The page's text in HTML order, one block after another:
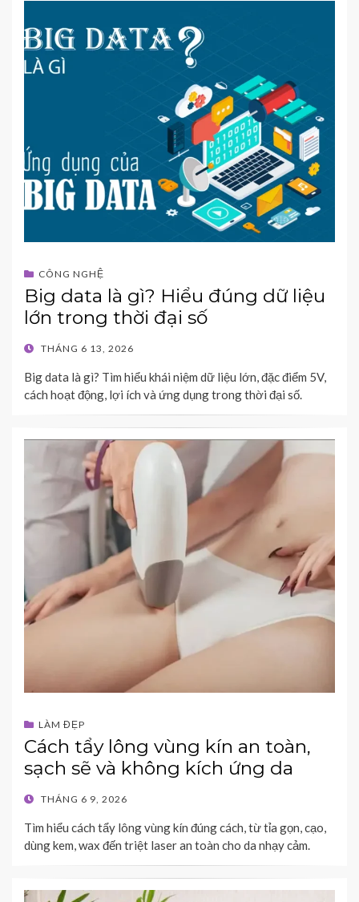
CÔNG NGHỆ
Big data là gì? Hiểu đúng dữ liệu
lớn trong thời đại số
POSTED
THÁNG 6 13, 2026
Big data là gì? Tìm hiểu khái niệm dữ liệu lớn, đặc điểm 5V,
cách hoạt động, lợi ích và ứng dụng trong thời đại số.
LÀM ĐẸP
Cách tẩy lông vùng kín an toàn,
sạch sẽ và không kích ứng da
POSTED
THÁNG 6 9, 2026
Tìm hiểu cách tẩy lông vùng kín đúng cách, từ tỉa gọn, cạo,
dùng kem, wax đến triệt laser an toàn cho da nhạy cảm.